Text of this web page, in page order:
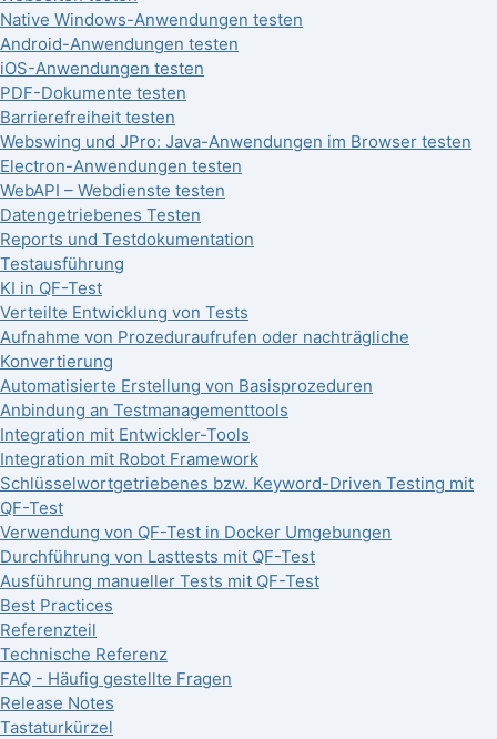
Native Windows-Anwendungen testen
Android-Anwendungen testen
iOS-Anwendungen testen
PDF-Dokumente testen
Barrierefreiheit testen
Webswing und JPro: Java-Anwendungen im Browser testen
Electron-Anwendungen testen
WebAPI – Webdienste testen
Datengetriebenes Testen
Reports und Testdokumentation
Testausführung
KI in QF-Test
Verteilte Entwicklung von Tests
Aufnahme von Prozeduraufrufen oder nachträgliche
Konvertierung
Automatisierte Erstellung von Basisprozeduren
Anbindung an Testmanagementtools
Integration mit Entwickler-Tools
Integration mit Robot Framework
Schlüsselwortgetriebenes bzw. Keyword-Driven Testing mit
QF-Test
Verwendung von QF-Test in Docker Umgebungen
Durchführung von Lasttests mit QF-Test
Ausführung manueller Tests mit QF-Test
Best Practices
Referenzteil
Technische Referenz
FAQ - Häufig gestellte Fragen
Release Notes
Tastaturkürzel